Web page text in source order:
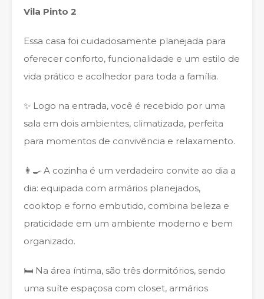
Vila Pinto 2
Essa casa foi cuidadosamente planejada para
oferecer conforto, funcionalidade e um estilo de
vida prático e acolhedor para toda a família.
✨ Logo na entrada, você é recebido por uma
sala em dois ambientes, climatizada, perfeita
para momentos de convivência e relaxamento.
👩‍🍳 A cozinha é um verdadeiro convite ao dia a
dia: equipada com armários planejados,
cooktop e forno embutido, combina beleza e
praticidade em um ambiente moderno e bem
organizado.
🛏️ Na área íntima, são três dormitórios, sendo
uma suíte espaçosa com closet, armários